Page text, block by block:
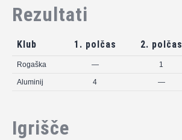
Rezultati
Klub 1. polčas 2. polčas
Rogaška — 1
Aluminij 4 —
Igrišče